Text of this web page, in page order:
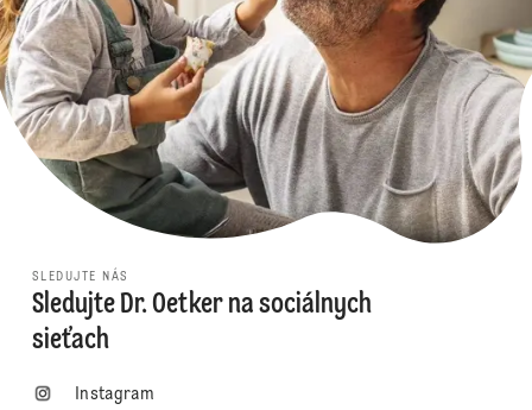
SLEDUJTE NÁS
Sledujte Dr. Oetker na sociálnych
sieťach
Instagram